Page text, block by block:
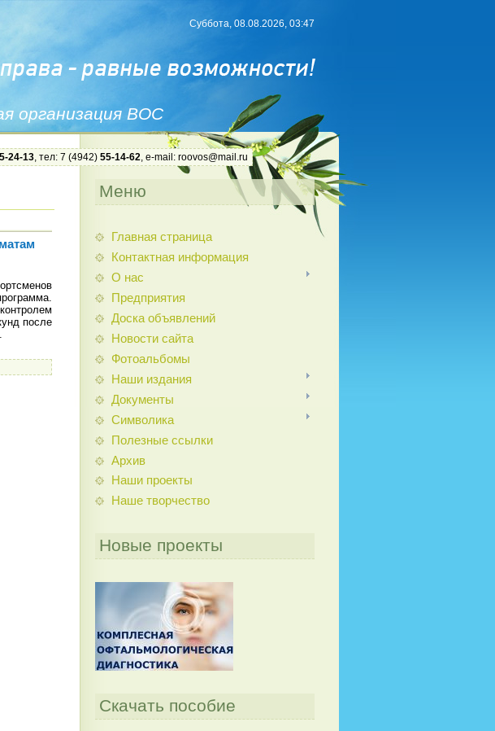
организация ВОС
Суббота, 08.08.2026, 03:47
24-13, тел: 7 (4942) 55-14-62, e-mail: roovos@mail.ru
после
Меню
Главная страница
Контактная информация
О нас
Предприятия
Доска объявлений
Новости сайта
Фотоальбомы
Наши издания
Документы
Символика
Полезные ссылки
Архив
Наши проекты
Наше творчество
Новые проекты
Скачать пособие